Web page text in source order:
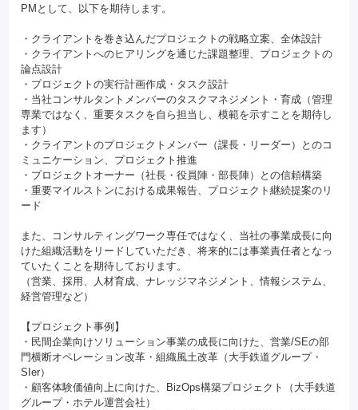
PMとして、以下を期待します。
・クライアントを巻き込んだプロジェクトの戦略立案、全体設計
・クライアントへのヒアリングを通じた課題整理、プロジェクトの
論点設計
・プロジェクトの実行計画作成・タスク設計
・当社コンサルタントメンバーのタスクマネジメント・育成（管理
専業ではなく、重要タスクを自ら担当し、模範を示すことを期待し
ます）
・クライアントのプロジェクトメンバー（課長・リーダー）とのコ
ミュニケーション、プロジェクト推進
・プロジェクトオーナー（社長・役員陣・部長陣）との信頼構築
・重要マイルストンにおける成果報告、プロジェクト継続提案のリ
ード
また、コンサルティングワーク専任ではなく、当社の事業成長に向
けた組織活動をリードしていただき、将来的には事業責任者となっ
ていたくことを期待しております。
（営業、採用、人材育成、ナレッジマネジメント、情報システム、
経営管理など）
【プロジェクト事例】
・民間企業向けソリューション事業の成長に向けた、営業/SEの部
門横断オペレーション改革・組織風土改革（大手鉄道グループ・
SIer）
・顧客体験価値向上に向けた、BizOps構築プロジェクト（大手鉄道
グループ・ホテル運営会社）